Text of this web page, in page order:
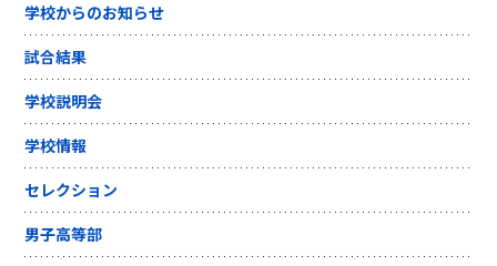
学校からのお知らせ
試合結果
学校説明会
学校情報
セレクション
男子高等部